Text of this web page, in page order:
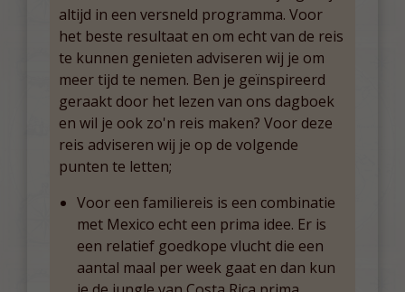
altijd in een versneld programma. Voor
het beste resultaat en om echt van de reis
te kunnen genieten adviseren wij je om
meer tijd te nemen. Ben je geïnspireerd
geraakt door het lezen van ons dagboek
en wil je ook zo'n reis maken? Voor deze
reis adviseren wij je op de volgende
punten te letten;
Voor een familiereis is een combinatie
met Mexico echt een prima idee. Er is
een relatief goedkope vlucht die een
aantal maal per week gaat en dan kun